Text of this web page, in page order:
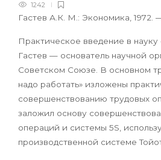
1242
Гастев А.К. М.: Экономика, 1972.
Практическое введение в науку
Гастев — основатель научной
Советском Союзе. В основном
надо работать» изложены
совершенствованию трудовых
заложил основу
операций и системы 5S,
производственной системе